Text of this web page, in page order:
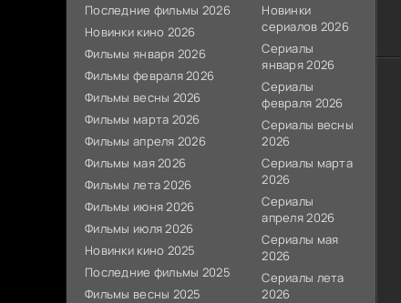
Последние фильмы 2026
Новинки кино 2026
Фильмы января 2026
Фильмы февраля 2026
Фильмы весны 2026
Фильмы марта 2026
Фильмы апреля 2026
Фильмы мая 2026
Фильмы лета 2026
Фильмы июня 2026
Фильмы июля 2026
Новинки кино 2025
Последние фильмы 2025
Фильмы весны 2025
Новинки
сериалов 2026
Сериалы
января 2026
Сериалы
февраля 2026
Сериалы весны
2026
Сериалы марта
2026
Сериалы
апреля 2026
Сериалы мая
2026
Сериалы лета
2026